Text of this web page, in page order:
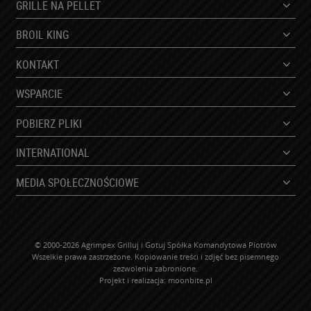
GRILLE NA PELLET
BROIL KING
KONTAKT
WSPARCIE
POBIERZ PLIKI
INTERNATIONAL
MEDIA SPOŁECZNOŚCIOWE
© 2000-2026 Agrimpex Grilluj i Gotuj Spółka Komandytowa Piotrów
Wszelkie prawa zastrzeżone. Kopiowanie treści i zdjęć bez pisemnego
zezwolenia zabronione.
Projekt i realizacja: moonbite.pl